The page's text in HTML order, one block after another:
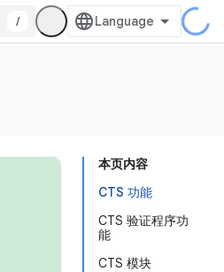
/
本页内容
CTS 功能
CTS 验证程序功
能
CTS 模块